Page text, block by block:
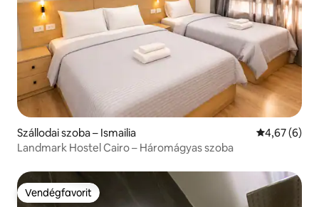
Szállodai szoba – Ismailia Átlagos
4,67 (6)
Landmark Hostel Cairo – Háromágyas szoba
Vendégfavorit
Vendégfavorit